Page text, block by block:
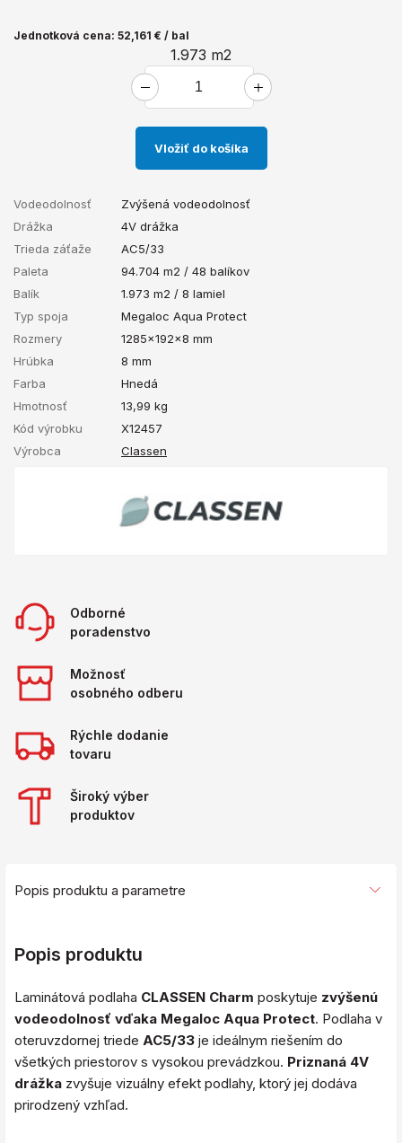
Jednotková cena: 52,161 € / bal
1.973 m2
Vložiť do košíka
Vodeodolnosť
Zvýšená vodeodolnosť
Drážka
4V drážka
Trieda záťaže
AC5/33
Paleta
94.704 m2 / 48 balíkov
Balík
1.973 m2 / 8 lamiel
Typ spoja
Megaloc Aqua Protect
Rozmery
1285x192x8 mm
Hrúbka
8 mm
Farba
Hnedá
Hmotnosť
13,99 kg
Kód výrobku
X12457
Výrobca
Classen
Odborné
poradenstvo
Možnosť
osobného odberu
Rýchle dodanie
tovaru
Široký výber
produktov
Popis produktu a parametre
Popis produktu
Laminátová podlaha CLASSEN Charm poskytuje zvýšenú
vodeodolnosť vďaka Megaloc Aqua Protect. Podlaha v
oteruvzdornej triede AC5/33 je ideálnym riešením do
všetkých priestorov s vysokou prevádzkou. Priznaná 4V
drážka zvyšuje vizuálny efekt podlahy, ktorý jej dodáva
prirodzený vzhľad.